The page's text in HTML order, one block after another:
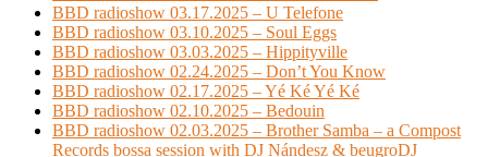
BBD radioshow 03.17.2025 – U Telefone
BBD radioshow 03.10.2025 – Soul Eggs
BBD radioshow 03.03.2025 – Hippityville
BBD radioshow 02.24.2025 – Don’t You Know
BBD radioshow 02.17.2025 – Yé Ké Yé Ké
BBD radioshow 02.10.2025 – Bedouin
BBD radioshow 02.03.2025 – Brother Samba – a Compost
Records bossa session with DJ Nándesz & beugroDJ